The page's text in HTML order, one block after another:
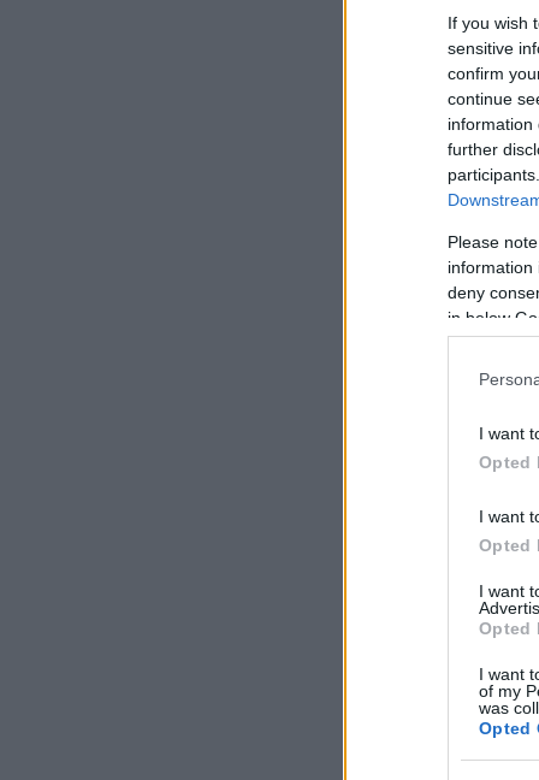
If you wish
sensitive
confirm
continue
information
further
Please
information
deny
in below
I want
Opted
I want
Opted
I want
Opted
I want
of my
was
Opted